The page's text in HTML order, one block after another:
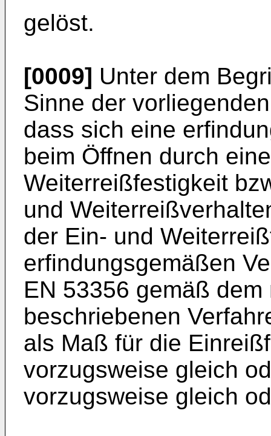
gelöst.
[0009] Unter dem
Sinne der
dass sich eine
beim Öffnen durch
Weiterreißfestigkeit
und
der Ein- und
erfindungsgemäßen
EN 53356 gemäß
beschriebenen
als Maß für die
vorzugsweise gleich
vorzugsweise gleich